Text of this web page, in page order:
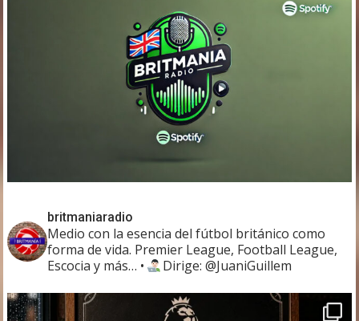
britmaniaradio
Medio con la esencia del fútbol británico como
forma de vida. Premier League, Football League,
Escocia y más… • Dirige: @JuaniGuillem